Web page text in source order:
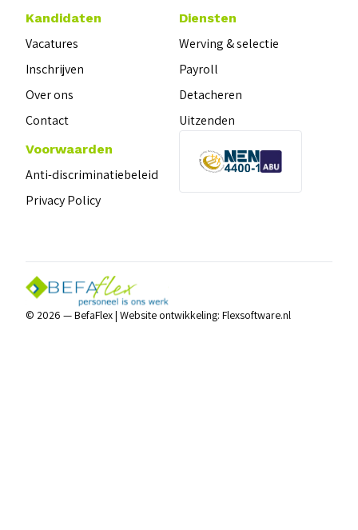
Kandidaten
Vacatures
Inschrijven
Over ons
Contact
Diensten
Werving & selectie
Payroll
Detacheren
Uitzenden
Voorwaarden
Anti-discriminatiebeleid
Privacy Policy
© 2026 — BefaFlex | Website ontwikkeling: Flexsoftware.nl